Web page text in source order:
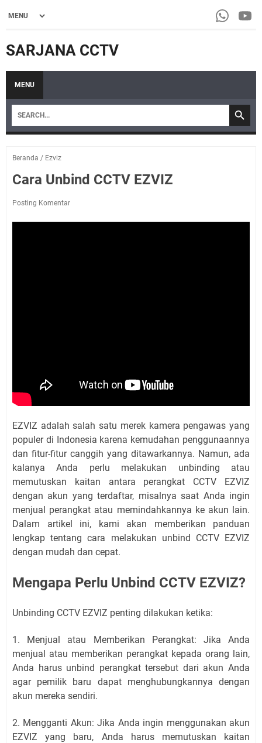
SARJANA CCTV
MENU
Beranda / Ezviz
Cara Unbind CCTV EZVIZ
Posting Komentar
EZVIZ adalah salah satu merek kamera pengawas yang
populer di Indonesia karena kemudahan penggunaannya
dan fitur-fitur canggih yang ditawarkannya. Namun, ada
kalanya Anda perlu melakukan unbinding atau
memutuskan kaitan antara perangkat CCTV EZVIZ
dengan akun yang terdaftar, misalnya saat Anda ingin
menjual perangkat atau memindahkannya ke akun lain.
Dalam artikel ini, kami akan memberikan panduan
lengkap tentang cara melakukan unbind CCTV EZVIZ
dengan mudah dan cepat.
Mengapa Perlu Unbind CCTV EZVIZ?
Unbinding CCTV EZVIZ penting dilakukan ketika:
1. Menjual atau Memberikan Perangkat: Jika Anda
menjual atau memberikan perangkat kepada orang lain,
Anda harus unbind perangkat tersebut dari akun Anda
agar pemilik baru dapat menghubungkannya dengan
akun mereka sendiri.
2. Mengganti Akun: Jika Anda ingin menggunakan akun
EZVIZ yang baru, Anda harus memutuskan kaitan